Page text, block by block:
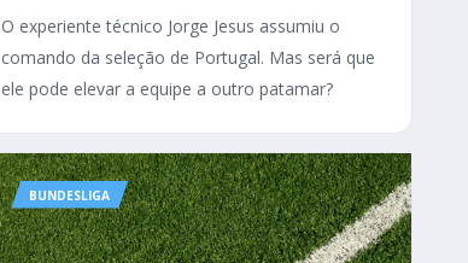
O experiente técnico Jorge Jesus assumiu o
comando da seleção de Portugal. Mas será que
ele pode elevar a equipe a outro patamar?
BUNDESLIGA